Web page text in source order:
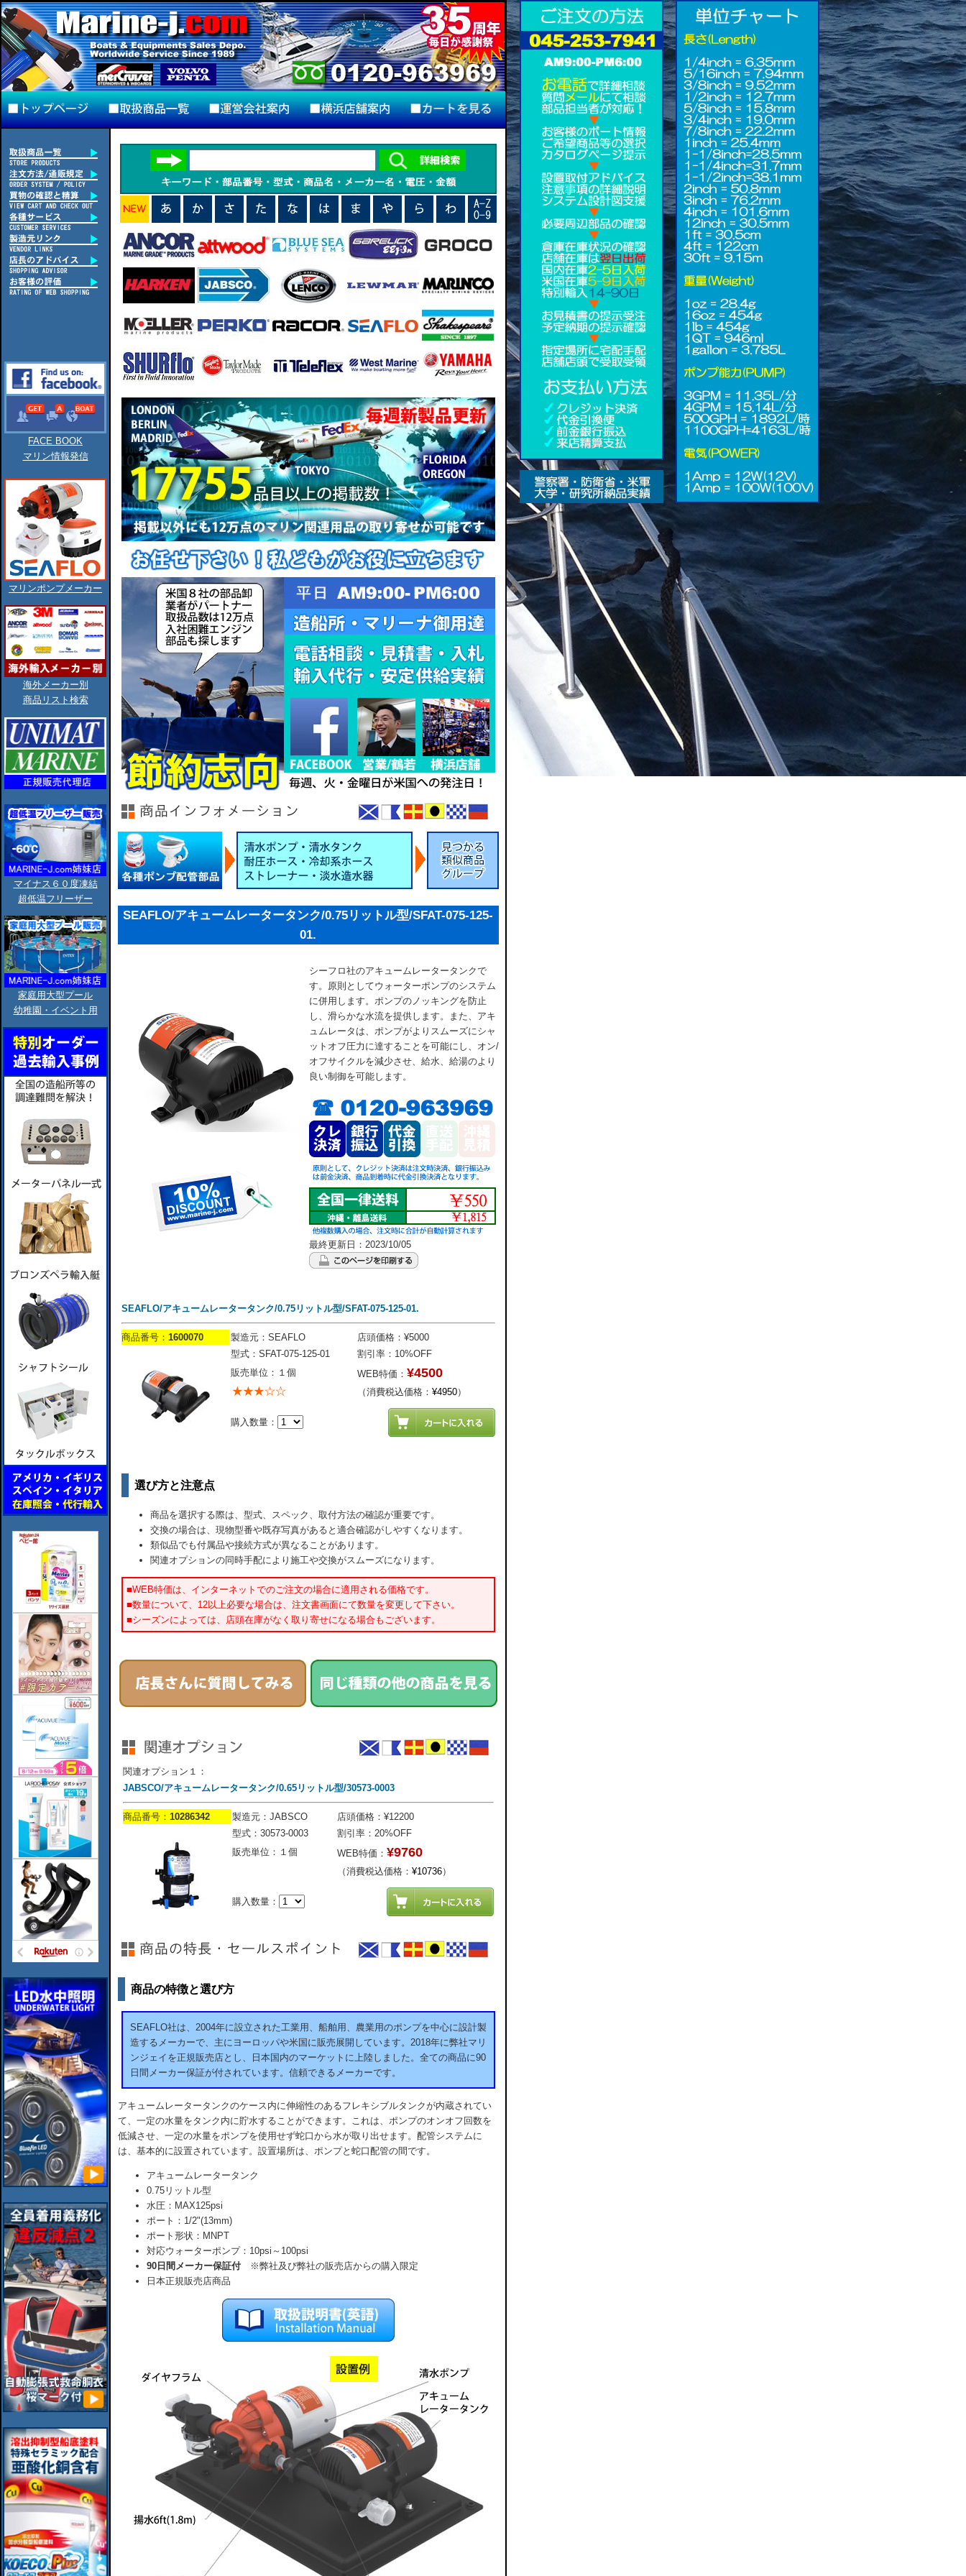
FACE BOOK
マリン情報発信
マリンポンプメーカー
海外メーカー別
商品リスト検索
マイナス６０度凍結
超低温フリーザー
家庭用大型プール
幼稚園・イベント用
SEAFLO/アキュームレータータンク/0.75リットル型/SFAT-075-125-
01.
シーフロ社のアキュームレータータンクで
す。原則としてウォーターポンプのシステム
に併用します。ポンプのノッキングを防止
し、滑らかな水流を提供します。また、アキ
ュムレータは、ポンプがよりスムーズにシャ
ットオフ圧力に達することを可能にし、オン/
オフサイクルを減少させ、給水、給湯のより
良い制御を可能します。
最終更新日：2023/10/05
SEAFLO/アキュームレータータンク/0.75リットル型/SFAT-075-125-01.
商品番号： 1600070 製造元：SEAFLO
店頭価格：¥5000
型式：SFAT-075-125-01
割引率：10%OFF
販売単位：１個
WEB特価： ¥4500
（消費税込価格： ¥4950）
購入数量：
選び方と注意点
商品を選択する際は、型式、スペック、取付方法の確認が重要です。
交換の場合は、現物型番や既存写真があると適合確認がしやすくなります。
類似品でも付属品や接続方式が異なることがあります。
関連オプションの同時手配により施工や交換がスムーズになります。
■WEB特価は、インターネットでのご注文の場合に適用される価格です。
■数量について、12以上必要な場合は、注文書画面にて数量を変更して下さい。
■シーズンによっては、店頭在庫がなく取り寄せになる場合もございます。
関連オプション１：
JABSCO/アキュームレータータンク/0.65リットル型/30573-0003
商品番号： 10286342 製造元：JABSCO
店頭価格：¥12200
型式：30573-0003
割引率：20%OFF
販売単位：１個
WEB特価： ¥9760
（消費税込価格： ¥10736）
購入数量：
商品の特徴と選び方
SEAFLO社は、2004年に設立された工業用、船舶用、農業用のポンプを中心に設計製
造するメーカーで、主にヨーロッパや米国に販売展開しています。2018年に弊社マリ
ンジェイを正規販売店とし、日本国内のマーケットに上陸しました。全ての商品に90
日間メーカー保証が付されています。信頼できるメーカーです。
アキュームレータータンクのケース内に伸縮性のあるフレキシブルタンクが内蔵されてい
て、一定の水量をタンク内に貯水することができます。これは、ポンプのオンオフ回数を
低減させ、一定の水量をポンプを使用せず蛇口から水が取り出せます。配管システムに
は、基本的に設置されています。設置場所は、ポンプと蛇口配管の間です。
アキュームレータータンク
0.75リットル型
水圧：MAX125psi
ポート：1/2"(13mm)
ポート形状：MNPT
対応ウォーターポンプ：10psi～100psi
90日間メーカー保証付※弊社及び弊社の販売店からの購入限定
日本正規販売店商品